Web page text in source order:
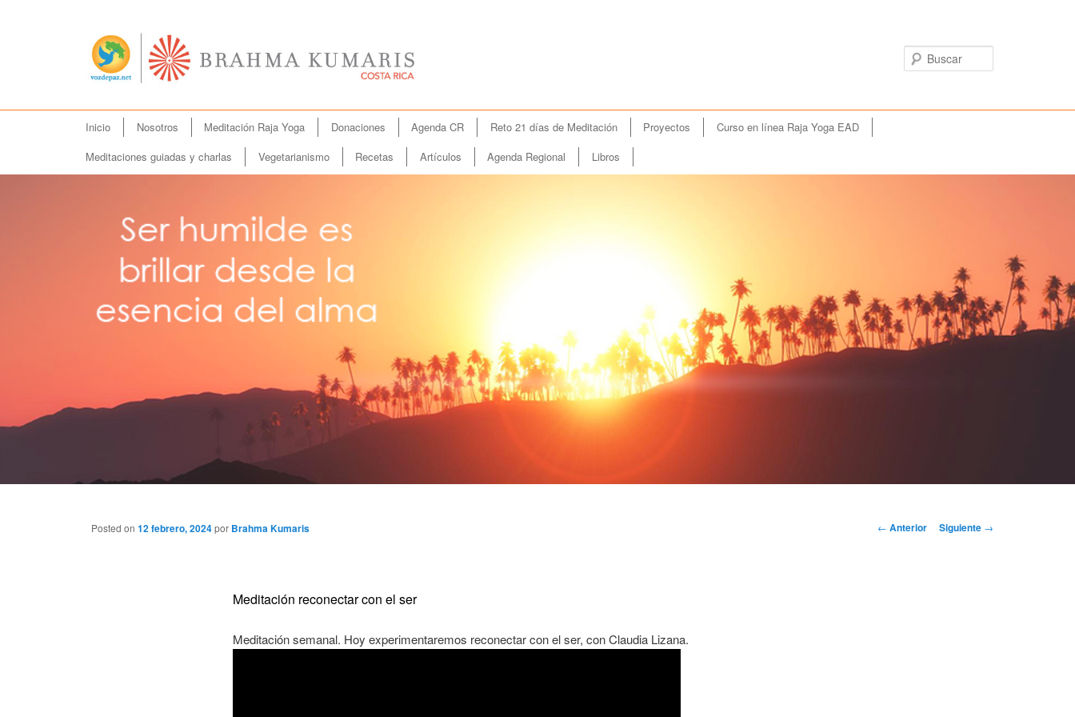
Ir
al
contenido
Inicio Nosotros Meditación Raja Yoga Donaciones Agenda CR Reto 21 días de Meditación Proyectos
Curso en línea Raja Yoga EAD
Meditaciones guiadas y charlas
Vegetarianismo Recetas Artículos Agenda Regional Libros
Navegación
← Anterior Siguiente →
Meditación reconectar con el ser
Posted on 12 febrero, 2024 por Brahma Kumaris
Meditación semanal. Hoy experimentaremos reconectar con el ser, con Claudia Lizana.